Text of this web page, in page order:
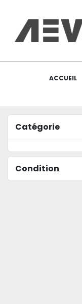
ACCUEIL
Catégorie
Condition